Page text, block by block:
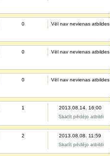
Vēl nav nevienas atbildes
0
Vēl nav nevienas atbildes
0
Vēl nav nevienas atbildes
0
2013.08.14. 16:00
Skatīt pēdējo atbildi
1
2013.08.08. 11:59
Skatīt pēdējo atbildi
2